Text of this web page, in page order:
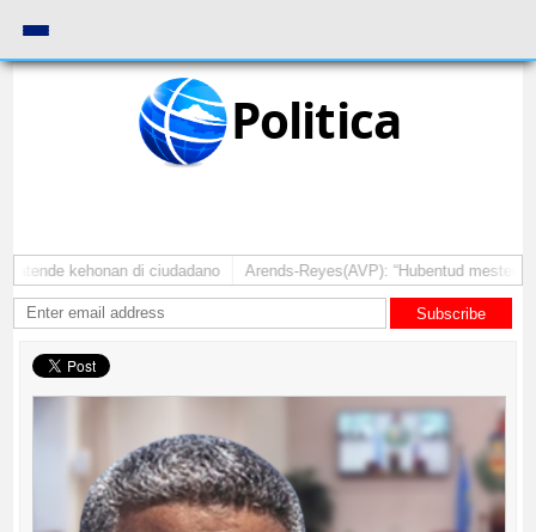
Politica
kehonan di ciudadano Arends-Reyes(AVP): “Hubentud mester
Subscribe